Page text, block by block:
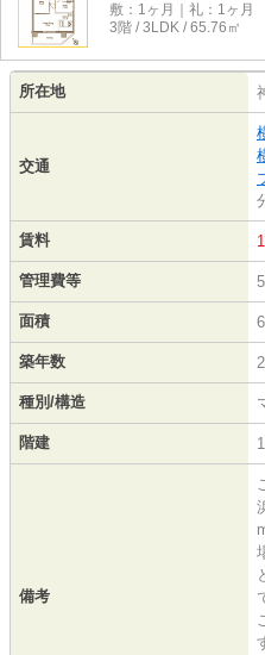
敷：1ヶ月｜礼：1ヶ月
3階 / 3LDK / 65.76㎡
所在地
交通
賃料
管理費等
面積
築年数
種別/構造
階建
備考